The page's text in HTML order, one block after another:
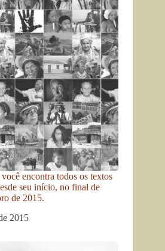
encontra todos os textos
seu início, no final de
de 2015.
2015